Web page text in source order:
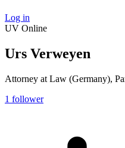
Log in
UV Online
Urs Verweyen
Attorney at Law (Germany),
1 follower